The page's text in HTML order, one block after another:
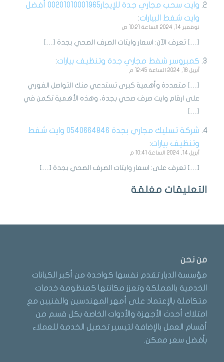
وايت سحب مجاري جدة للإيجار00201010001965 أفضل
وايت شفط البيارات:
نوفمبر 14, 2024 الساعة 10:21 ص
[…] تعرف الآن: اسعار وايتات الصرف الصحي بجدة […]
كمبروسر شفط مجاري جدة وتنظيف بيارات:
أبريل 18, 2024 الساعة 12:45 م
[…] متعددة وأهمية كبرى تستدعي منك التواصل الفوري
على ارقام وايت صرف صحي بجدة، وهذه الأهمية تكمن في
[…]
شركة تسليك مجاري بجدة 0540664846 وايت شفط
وتنظيف بيارات:
أبريل 14, 2024 الساعة 10:41 م
[…] تعرف على: اسعار وايتات الصرف الصحي بجدة […]
التعليقات مغلقة
من نحن
مؤسسة الديار تقدم نفسها كواحدة من أكبر الكيانات
الخدمية بالمملكة وتعزز مكانتها كمنظومة خدمات
متكاملة بالإعتماد على أمهر المهندسين والفنيين مع
امتلاك أحدث الأجهزة والأدوات الخاصة بكل قسم من
أقسام العمل بالإضافة لتيسير تحصيل الخدمة للعملاء
بأفضل سعر ممكن.